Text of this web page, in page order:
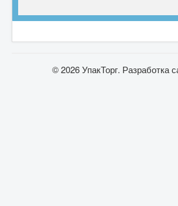
КОНТАКТЫ
© 2026 УпакТорг. Разработка